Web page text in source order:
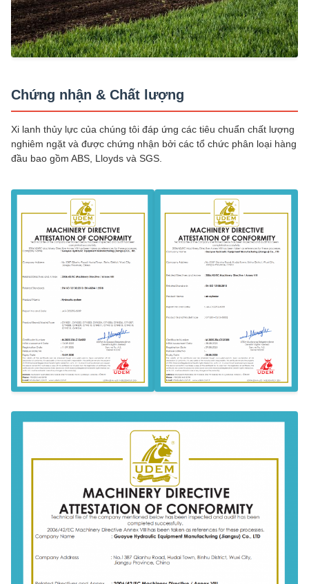
Chứng nhận & Chất lượng
Xi lanh thủy lực của chúng tôi đáp ứng các tiêu chuẩn chất lượng
nghiêm ngặt và được chứng nhận bởi các tổ chức phân loại hàng
đầu bao gồm ABS, Lloyds và SGS.